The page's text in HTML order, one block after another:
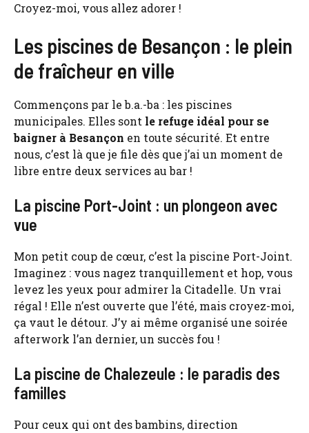
Croyez-moi, vous allez adorer !
Les piscines de Besançon : le plein
de fraîcheur en ville
Commençons par le b.a.-ba : les piscines
municipales. Elles sont le refuge idéal pour se
baigner à Besançon en toute sécurité. Et entre
nous, c’est là que je file dès que j’ai un moment de
libre entre deux services au bar !
La piscine Port-Joint : un plongeon avec
vue
Mon petit coup de cœur, c’est la piscine Port-Joint.
Imaginez : vous nagez tranquillement et hop, vous
levez les yeux pour admirer la Citadelle. Un vrai
régal ! Elle n’est ouverte que l’été, mais croyez-moi,
ça vaut le détour. J’y ai même organisé une soirée
afterwork l’an dernier, un succès fou !
La piscine de Chalezeule : le paradis des
familles
Pour ceux qui ont des bambins, direction